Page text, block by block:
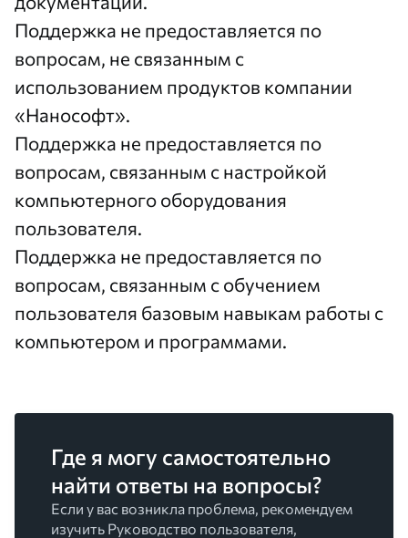
Поддержка не предоставляется по
вопросам, не связанным с
использованием продуктов компании
«Нанософт».
Поддержка не предоставляется по
вопросам, связанным с настройкой
компьютерного оборудования
пользователя.
Поддержка не предоставляется по
вопросам, связанным с обучением
пользователя базовым навыкам работы с
компьютером и программами.
Где я могу самостоятельно
найти ответы на вопросы?
Если у вас возникла проблема, рекомендуем
изучить Руководство пользователя,